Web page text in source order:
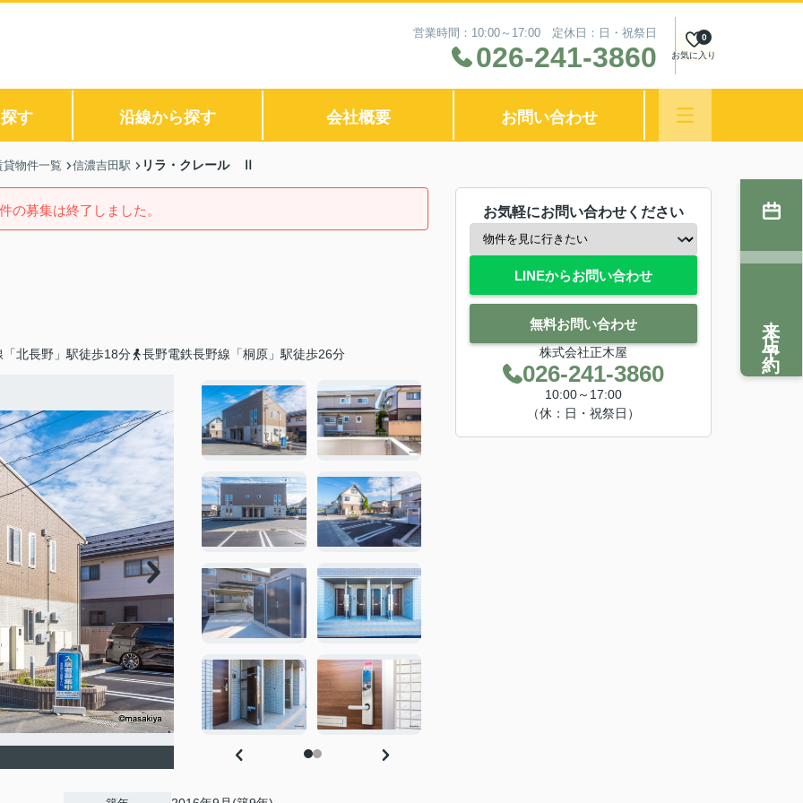
営業時間：10:00～17:00 定休日：日・祝祭日
026-241-3860 お気に入り
0
す 沿線から探す 会社概要 お問い合わせ
物件一覧 信濃吉田駅 リラ・クレール Ⅱ
の募集は終了しました。
「北長野」駅徒歩18分 長野電鉄長野線「桐原」駅徒歩26分
お気軽にお問い合わせください
LINEからお問い合わせ
無料お問い合わせ
株式会社正木屋
026-241-3860
10:00～17:00
（休：日・祝祭日）
来店予約